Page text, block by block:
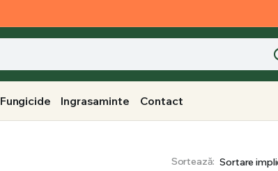
Fungicide Ingrasaminte Contact
Sortează: